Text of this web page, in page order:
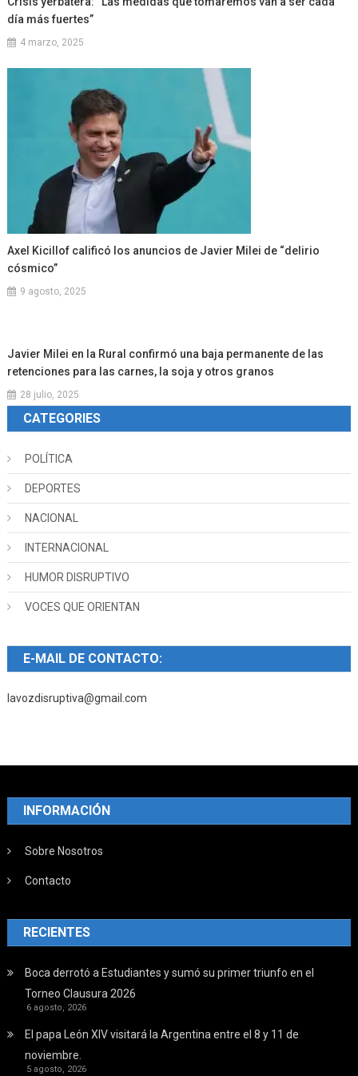
día más fuertes”
4 marzo, 2025
Axel Kicillof calificó los anuncios de Javier Milei de “delirio
cósmico”
9 agosto, 2025
Javier Milei en la Rural confirmó una baja permanente de las
retenciones para las carnes, la soja y otros granos
28 julio, 2025
CATEGORIES
POLÍTICA
DEPORTES
NACIONAL
INTERNACIONAL
HUMOR DISRUPTIVO
VOCES QUE ORIENTAN
E-MAIL DE CONTACTO:
lavozdisruptiva@gmail.com
INFORMACIÓN
Sobre Nosotros
Contacto
RECIENTES
Boca derrotó a Estudiantes y sumó su primer triunfo en el
Torneo Clausura 2026
6 agosto, 2026
El papa León XIV visitará la Argentina entre el 8 y 11 de
noviembre.
5 agosto, 2026